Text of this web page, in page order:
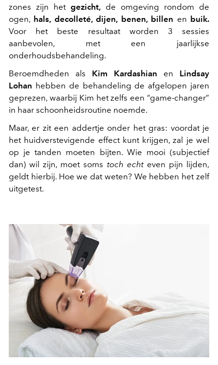
zones zijn het gezicht, de omgeving rondom de
ogen, hals, decolleté, dijen, benen, billen en buik.
Voor het beste resultaat worden 3 sessies
aanbevolen, met een jaarlijkse
onderhoudsbehandeling.
Beroemdheden als Kim Kardashian en Lindsay
Lohan hebben de behandeling de afgelopen jaren
geprezen, waarbij Kim het zelfs een “game-changer”
in haar schoonheidsroutine noemde.
Maar, er zit een addertje onder het gras: voordat je
het huidverstevigende effect kunt krijgen, zal je wel
op je tanden moeten bijten. Wie mooi (subjectief
dan) wil zijn, moet soms toch echteven pijn lijden,
geldt hierbij. Hoe we dat weten? We hebben het zelf
uitgetest.